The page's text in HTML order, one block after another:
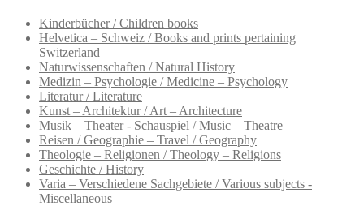
Kinderbücher / Children books
Helvetica – Schweiz / Books and prints pertaining
Switzerland
Naturwissenschaften / Natural History
Medizin – Psychologie / Medicine – Psychology
Literatur / Literature
Kunst – Architektur / Art – Architecture
Musik – Theater - Schauspiel / Music – Theatre
Reisen / Geographie – Travel / Geography
Theologie – Religionen / Theology – Religions
Geschichte / History
Varia – Verschiedene Sachgebiete / Various subjects -
Miscellaneous